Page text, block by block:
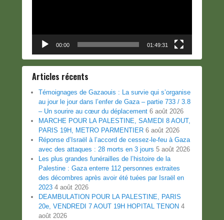
00:00 01:49:31
Articles récents
Témoignages de Gazaouis : La survie qui s’organise
au jour le jour dans l’enfer de Gaza – partie 733 / 3.8
– Un sourire au cœur du déplacement 6 août 2026
MARCHE POUR LA PALESTINE, SAMEDI 8 AOUT,
PARIS 19H, METRO PARMENTIER 6 août 2026
Réponse d’Israël à l’accord de cessez-le-feu à Gaza
avec des attaques : 28 morts en 3 jours 5 août 2026
Les plus grandes funérailles de l’histoire de la
Palestine : Gaza enterre 112 personnes extraites
des décombres après avoir été tuées par Israël en
2023 4 août 2026
DEAMBULATION POUR LA PALESTINE, PARIS
20e, VENDREDI 7 AOUT 19H HOPITAL TENON 4
août 2026